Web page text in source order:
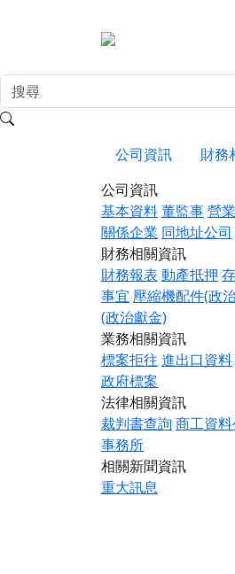
公司資訊 財務
公司資訊
基本資料董監事營
關係企業 同地址公司
財務相關資訊
財務報表 動產抵押
事宜 壓縮機配件(政
(政治獻金)
業務相關資訊
標案拒往 進出口資料
政府標案
法律相關資訊
裁判書查詢 商工資
事務所
相關新聞資訊
重大訊息